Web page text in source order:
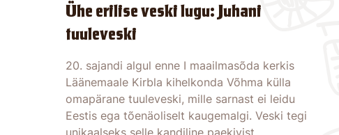
Ühe erilise veski lugu: Juhani
tuuleveski
20. sajandi algul enne I maailmasõda kerkis
Läänemaale Kirbla kihelkonda Võhma külla
omapärane tuuleveski, mille sarnast ei leidu
Eestis ega tõenäoliselt kaugemalgi. Veski tegi
unikaalseks selle kandiline paekivist